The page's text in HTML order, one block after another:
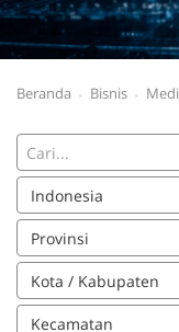
Beranda Bisnis